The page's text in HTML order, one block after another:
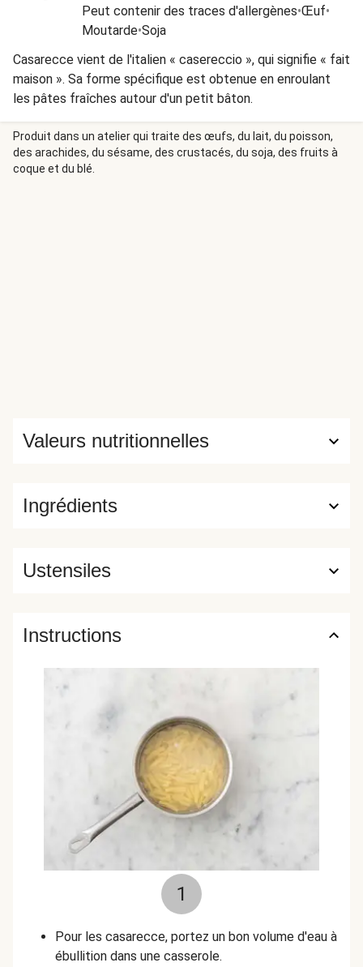
Peut contenir des traces d'allergènes•Œuf•
Moutarde•Soja
Casarecce vient de l'italien « casereccio », qui signifie « fait
maison ». Sa forme spécifique est obtenue en enroulant
les pâtes fraîches autour d'un petit bâton.
Produit dans un atelier qui traite des œufs, du lait, du poisson,
des arachides, du sésame, des crustacés, du soja, des fruits à
coque et du blé.
Ingrédients
Valeurs nutritionnelles
Ustensiles
Instructions
1
Pour les casarecce, portez un bon volume d'eau à
ébullition dans une casserole.